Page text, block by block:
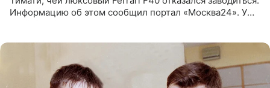
Информацию об этом сообщил портал «Москва24». У